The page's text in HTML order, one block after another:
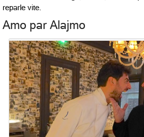
reparle vite.
Amo par Alajmo